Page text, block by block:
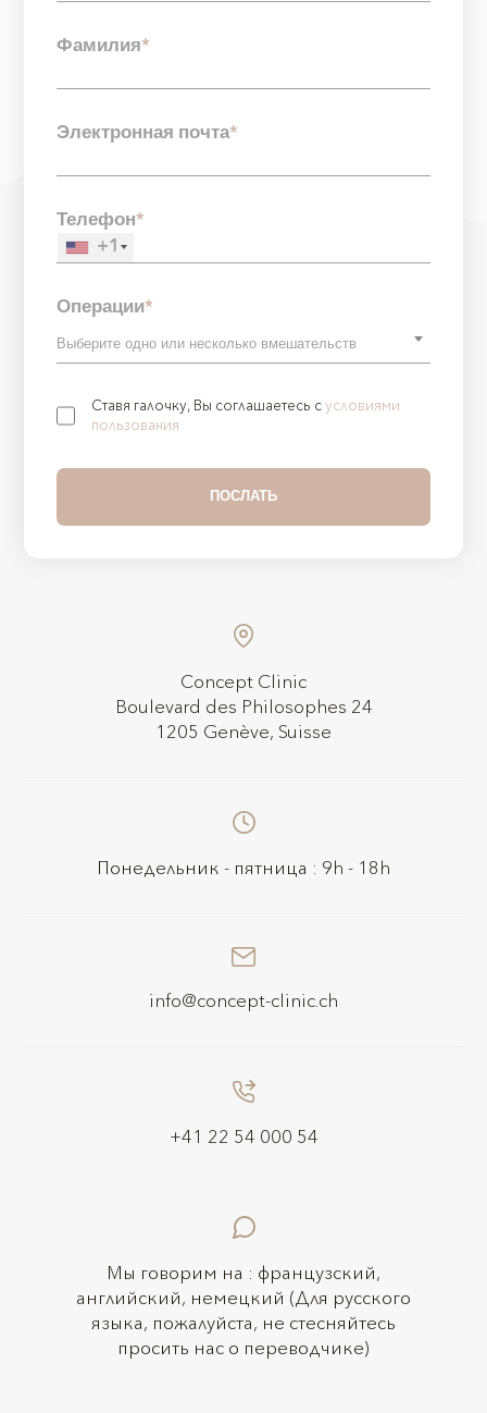
Фамилия*
Электронная почта*
Телефон*
+1
Операции*
Ставя галочку, Вы соглашаетесь сусловиями
пользования
Concept Clinic
Boulevard des Philosophes 24
1205 Genève, Suisse
Понедельник - пятница : 9h - 18h
info@concept-clinic.ch
+41 22 54 000 54
Мы говорим на : французский,
английский, немецкий (Для русского
языка, пожалуйста, не стесняйтесь
просить нас о переводчике)